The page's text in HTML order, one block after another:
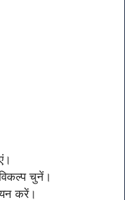
चुनें।
करें।